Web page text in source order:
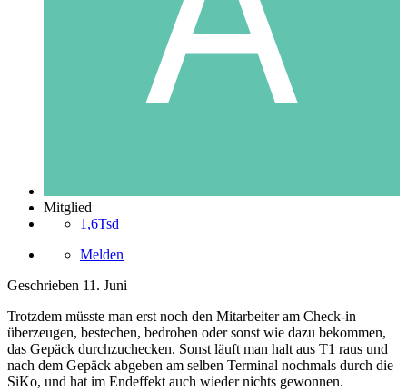
Mitglied
1,6Tsd
Melden
Geschrieben 11. Juni
Trotzdem müsste man erst noch den Mitarbeiter am Check-in
überzeugen, bestechen, bedrohen oder sonst wie dazu bekommen,
das Gepäck durchzuchecken. Sonst läuft man halt aus T1 raus und
nach dem Gepäck abgeben am selben Terminal nochmals durch die
SiKo, und hat im Endeffekt auch wieder nichts gewonnen.